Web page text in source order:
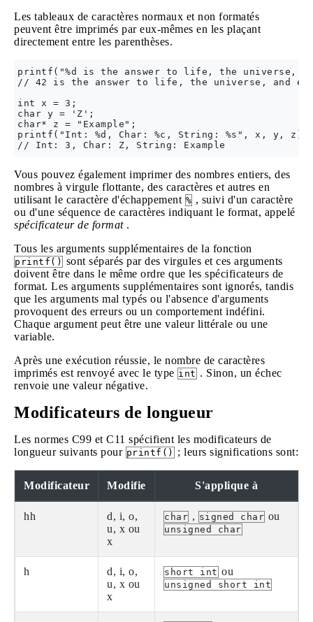
Les tableaux de caractères normaux et non formatés
peuvent être imprimés par eux-mêmes en les plaçant
directement entre les parenthèses.
printf("%d is the answer to life, the universe,
// 42 is the answer to life, the universe, and
int x = 3;
char y = 'Z';
char* z = "Example";
printf("Int: %d, Char: %c, String: %s", x, y, z);
Vous pouvez également imprimer des nombres entiers, des
nombres à virgule flottante, des caractères et autres en
utilisant le caractère d'échappement % , suivi d'un caractère
ou d'une séquence de caractères indiquant le format, appelé
spécificateur de format.
Tous les arguments supplémentaires de la fonction
printf() sont séparés par des virgules et ces arguments
doivent être dans le même ordre que les spécificateurs de
format. Les arguments supplémentaires sont ignorés, tandis
que les arguments mal typés ou l'absence d'arguments
provoquent des erreurs ou un comportement indéfini.
Chaque argument peut être une valeur littérale ou une
variable.
Après une exécution réussie, le nombre de caractères
imprimés est renvoyé avec le type int . Sinon, un échec
renvoie une valeur négative.
Modificateurs de longueur
Les normes C99 et C11 spécifient les modificateurs de
longueur suivants pour printf() ; leurs significations sont:
Modificateur Modifie S'applique à
hh
d, i, o,
u, x ou
x
char , signed char ou
unsigned char
h
d, i, o,
u, x ou
x
short int ou
unsigned short int